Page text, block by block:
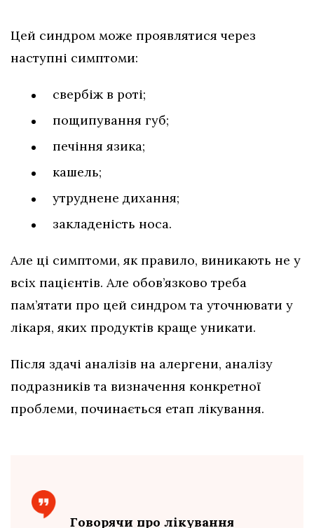
Цей синдром може проявлятися через
наступні симптоми:
свербіж в роті;
пощипування губ;
печіння язика;
кашель;
утруднене дихання;
закладеність носа.
Але ці симптоми, як правило, виникають не у
всіх пацієнтів. Але обов’язково треба
пам’ятати про цей синдром та уточнювати у
лікаря, яких продуктів краще уникати.
Після здачі аналізів на алергени, аналізу
подразників та визначення конкретної
проблеми, починається етап лікування.
Говорячи про лікування